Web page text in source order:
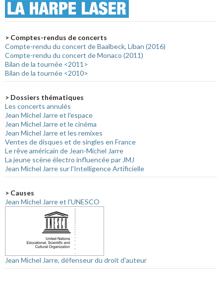
> Comptes-rendus de concerts
Compte-rendu du concert de Baalbeck, Liban (2016)
Compte-rendu du concert de Monaco (2011)
Bilan de la tournée <2011>
Bilan de la tournée <2010>
> Dossiers thématiques
Les concerts annulés
Jean Michel Jarre et l'espace
Jean Michel Jarre et le cinéma
Jean Michel Jarre et les remixes
Ventes de disques et de singles en France
Le rêve américain de Jean-Michel Jarre
La jeune scène électro influencée par JMJ
Jean Michel Jarre sur l'Intelligence Artificielle
> Causes
Jean Michel Jarre et l'UNESCO
Jean Michel Jarre, défenseur du droit d'auteur